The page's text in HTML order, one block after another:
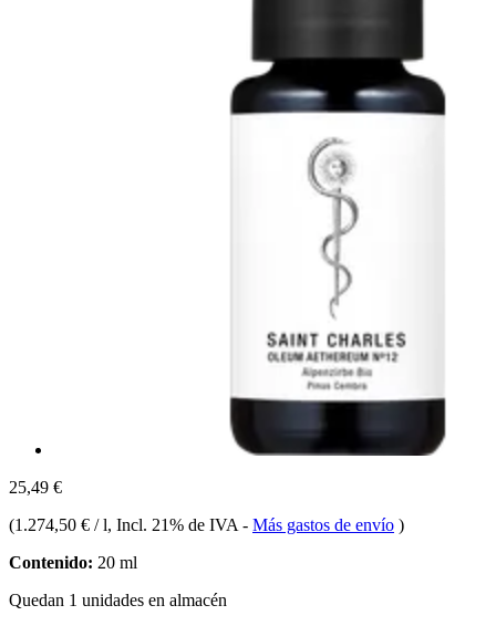
25,49 €
(1.274,50 € / l, Incl. 21% de IVA - Más gastos de envío )
Contenido: 20 ml
Quedan 1 unidades en almacén